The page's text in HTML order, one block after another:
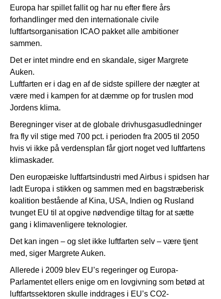
Europa har spillet fallit og har nu efter flere års
forhandlinger med den internationale civile
luftfartsorganisation ICAO pakket alle ambitioner
sammen.
Det er intet mindre end en skandale, siger Margrete
Auken.
Luftfarten er i dag en af de sidste spillere der nægter at
være med i kampen for at dæmme op for truslen mod
Jordens klima.
Beregninger viser at de globale drivhusgasudledninger
fra fly vil stige med 700 pct. i perioden fra 2005 til 2050
hvis vi ikke på verdensplan får gjort noget ved luftfartens
klimaskader.
Den europæiske luftfartsindustri med Airbus i spidsen har
ladt Europa i stikken og sammen med en bagstræberisk
koalition bestående af Kina, USA, Indien og Rusland
tvunget EU til at opgive nødvendige tiltag for at sætte
gang i klimavenligere teknologier.
Det kan ingen – og slet ikke luftfarten selv – være tjent
med, siger Margrete Auken.
Allerede i 2009 blev EU’s regeringer og Europa-
Parlamentet ellers enige om en lovgivning som betød at
luftfartssektoren skulle inddrages i EU’s CO2-